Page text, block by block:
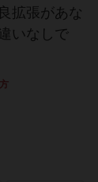
拡張があな
いなしで